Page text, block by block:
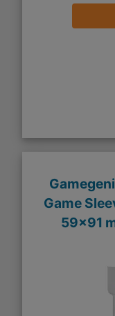
Game
59x91